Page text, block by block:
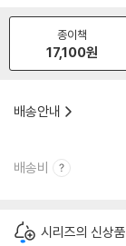
종이책
17,100원
배송안내
배송비
시리즈의 신상